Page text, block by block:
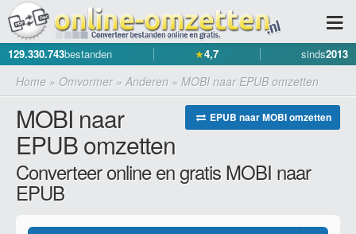
129.330.743bestanden ★4,7 sinds2013
Home » Omvormer» Anderen » MOBI naar EPUB omzetten
EPUB naar MOBI omzetten
MOBI naar
EPUB omzetten
Converteer online en gratis MOBI naar
EPUB